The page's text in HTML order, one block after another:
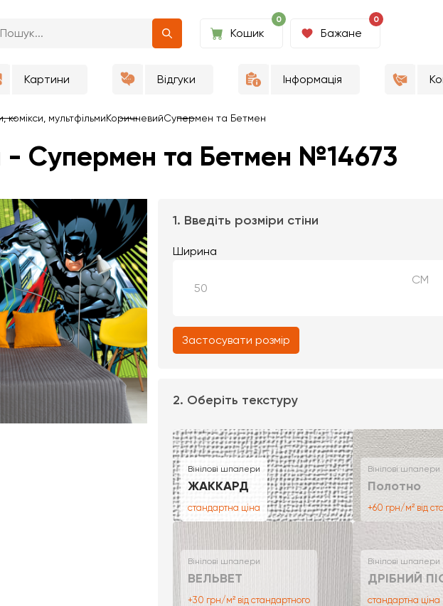
0
Кошик
0
Бажане
Картини Відгуки Інформація
комікси, мультфільмиКоричневийСупермен та Бетмен
Супермен та Бетмен №14673
1. Введіть розміри стіни
Ширина
СМ
Застосувати розмір
2. Оберіть текстуру
Вінілові шпалери
ЖАККАРД
стандартна ціна
Вінілові шпалери
Полотно
+60 грн/м² від
Вінілові шпалери
ВЕЛЬВЕТ
+30 грн/м² від стандартного
Вінілові шпалери
ДРІБНИЙ
стандартна ціна